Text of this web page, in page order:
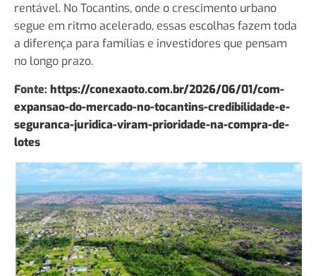
rentável. No Tocantins, onde o crescimento urbano
segue em ritmo acelerado, essas escolhas fazem toda
a diferença para famílias e investidores que pensam
no longo prazo.
Fonte:https://conexaoto.com.br/2026/06/01/com-
expansao-do-mercado-no-tocantins-credibilidade-e-
seguranca-juridica-viram-prioridade-na-compra-de-
lotes